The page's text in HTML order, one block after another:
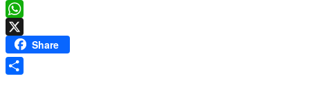
Facebook
WhatsApp
Share